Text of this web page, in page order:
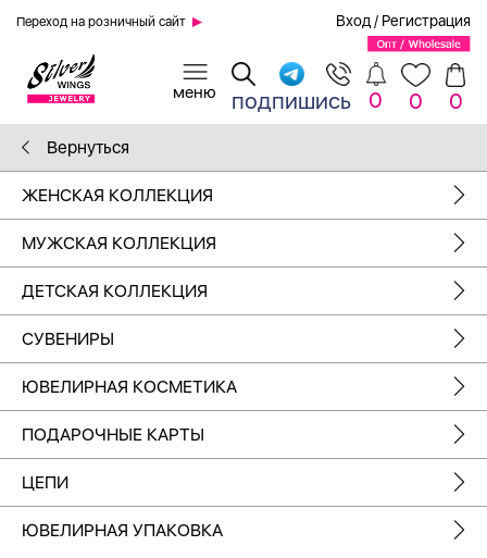
Переход на розничный сайт Вход / Регистрация
подпишись 0 0 0
Вернуться
ЖЕНСКАЯ КОЛЛЕКЦИЯ
МУЖСКАЯ КОЛЛЕКЦИЯ
ДЕТСКАЯ КОЛЛЕКЦИЯ
СУВЕНИРЫ
ЮВЕЛИРНАЯ КОСМЕТИКА
ПОДАРОЧНЫЕ КАРТЫ
ЦЕПИ
ЮВЕЛИРНАЯ УПАКОВКА